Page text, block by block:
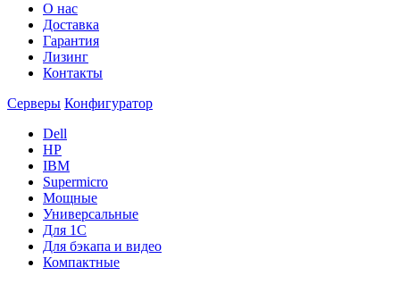
О нас
Доставка
Гарантия
Лизинг
Контакты
Серверы Конфигуратор
Dell
HP
IBM
Supermicro
Мощные
Универсальные
Для 1С
Для бэкапа и видео
Компактные